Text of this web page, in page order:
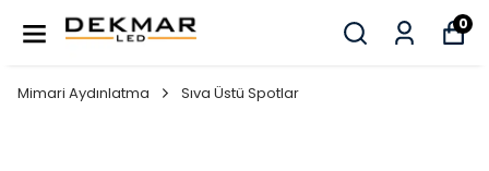
0
Mimari Aydınlatma Sıva Üstü Spotlar